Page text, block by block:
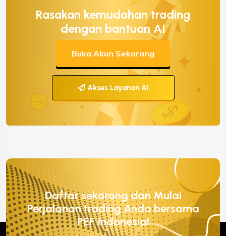
Rasakan kemudahan trading
dengan bantuan AI
Buka Akun Sekarang
Akses Layanan AI
Daftar sekarang dan Mulai
Perjalanan trading Anda bersama
PEF Indonesia!